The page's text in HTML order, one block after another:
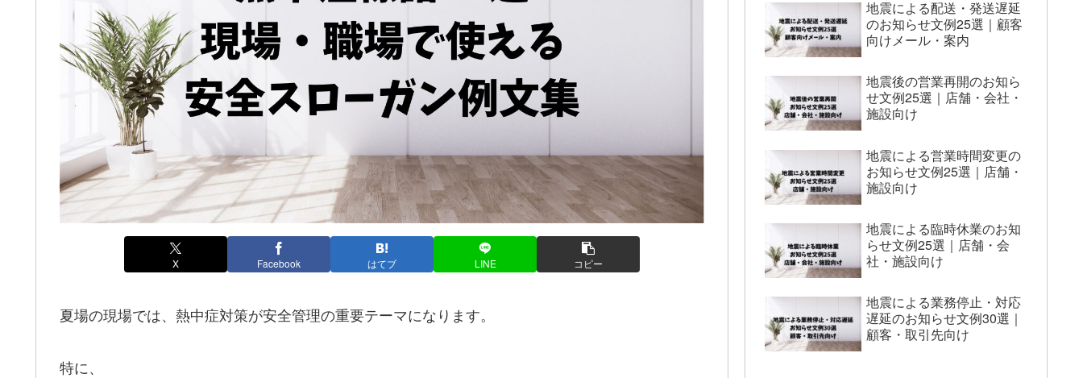
X Facebook はてブ LINE コピー
夏場の現場では、熱中症対策が安全管理の重要テーマになります。
特に、
地震による配送・発送遅延
のお知らせ文例25選｜顧客
向けメール・案内
地震後の営業再開のお知ら
せ文例25選｜店舗・会社・
施設向け
地震による営業時間変更の
お知らせ文例25選｜店舗・
施設向け
地震による臨時休業のお知
らせ文例25選｜店舗・会
社・施設向け
地震による業務停止・対応
遅延のお知らせ文例30選｜
顧客・取引先向け